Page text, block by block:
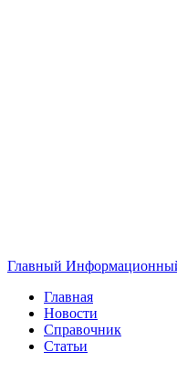
Главный
Главная
Новости
Справочник
Статьи